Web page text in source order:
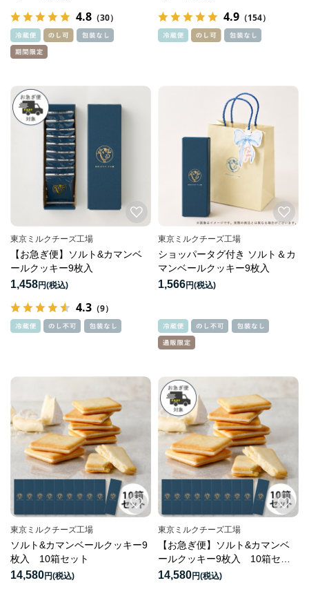
4.8 （30） 4.9 （154）
東京ミルクチーズ工場
【お急ぎ便】ソルト&カマンベ
ールクッキー9枚入
1,458円
4.3 （9）
東京ミルクチーズ工場
ショッパータグ付き ソルト＆カ
マンベールクッキー9枚入
1,566円
東京ミルクチーズ工場
ソルト&カマンベールクッキー9
枚入 10箱セット
14,580円
東京ミルクチーズ工場
【お急ぎ便】ソルト&カマンベ
ールクッキー9枚入 10箱セッ
ト
14,580円